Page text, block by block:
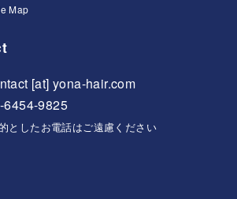
Map
[at] yona-hair.com
9825
としたお電話はご遠慮ください